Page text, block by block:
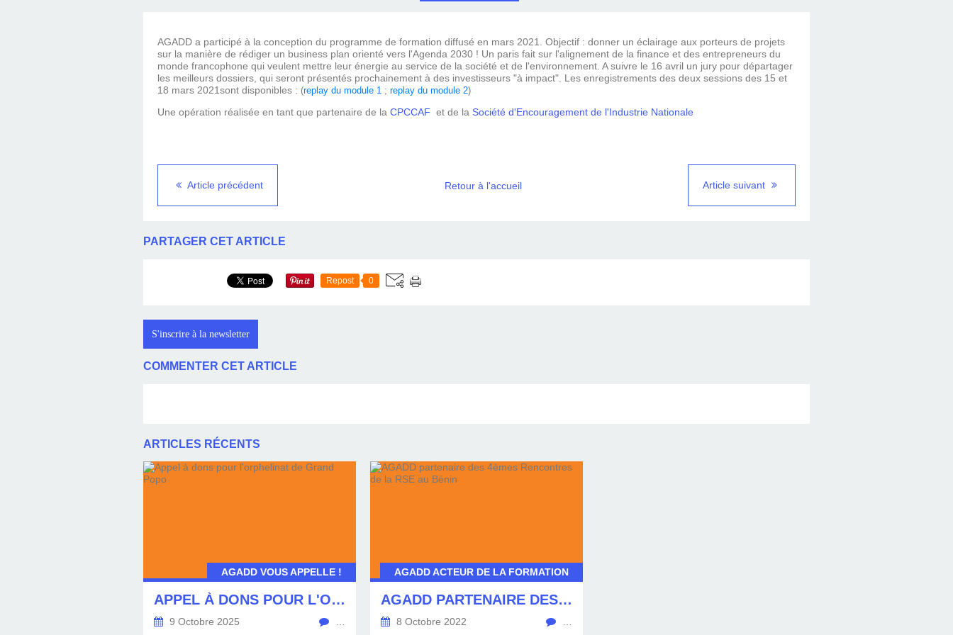
AGADD a participé à la conception du programme de formation diffusé en mars 2021. Objectif : donner un éclairage aux porteurs de projets
sur la manière de rédiger un business plan orienté vers l'Agenda 2030 ! Un paris fait sur l'alignement de la finance et des entrepreneurs du
monde francophone qui veulent mettre leur énergie au service de la société et de l'environnement. A suivre le 16 avril un jury pour départager
les meilleurs dossiers, qui seront présentés prochainement à des investisseurs "à impact". Les enregistrements des deux sessions des 15 et
18 mars 2021sont disponibles : (replay du module 1 ; replay du module 2)
Une opération réalisée en tant que partenaire de la CPCCAF et de la Société d'Encouragement de l'Industrie Nationale
Article précédent Article suivant
Retour à l'accueil
PARTAGER CET ARTICLE
Repost 0
S'inscrire à la newsletter
COMMENTER CET ARTICLE
ARTICLES RÉCENTS
AGADD VOUS APPELLE !
APPEL À DONS POUR L'ORPHELINAT DE GRAND POPO
9 Octobre 2025
AGADD ACTEUR DE LA FORMATION
AGADD PARTENAIRE DES 4ÈMES RENCONTRES DE LA RSE AU BÉNIN
8 Octobre 2022